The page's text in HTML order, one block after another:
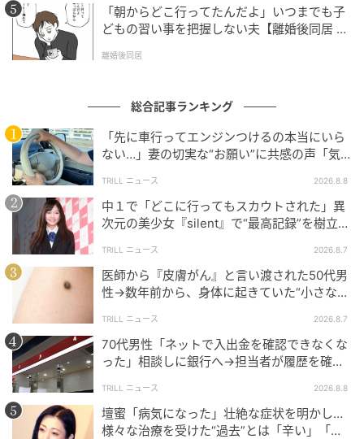
「朝からどこ行ってたんだよ」いつまでも子
どもの習い事を把握しない夫【離婚後同居 Vo
離婚後同居
総合記事ランキング
「先に車行ってエンジンつけるの本当にいら
ない…」妻の切実な“お願い”に共感の声「気
TRILL ニュース 2026.8.8
中１で「どこに行ってもスカウトされた」異
次元の美少女『silent』で“最高記録”を樹立し
TRILL ニュース 2026.8.7
医師から『皮膚がん』と言い渡された50代男
性→数年前から、身体に起きていた“小さな異
TRILL ニュース 2026.8.7
70代男性「ネットで入出金を確認できなくな
った」相談しに銀行へ→担当者が履歴を確認
TRILL ニュース 2026.8.8
壇蜜「病気になった」壮絶な症状を明かし…
様々な治療を受けた“過去”とは「辛い」「苦